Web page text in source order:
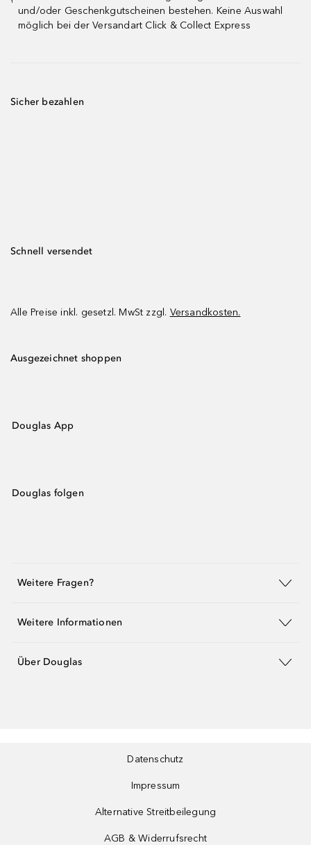
¹
und/oder Geschenkgutscheinen bestehen. Keine Auswahl
möglich bei der Versandart Click & Collect Express
Sicher bezahlen
Schnell versendet
Alle Preise inkl. gesetzl. MwSt zzgl. Versandkosten.
Ausgezeichnet shoppen
Douglas App
Douglas folgen
Weitere Fragen?
Weitere Informationen
Über Douglas
Datenschutz
Impressum
Alternative Streitbeilegung
AGB & Widerrufsrecht